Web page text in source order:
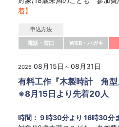
着】
申込方法
電話・窓口
WEB・ハガキ
2026 08月15日～08月31日
有料工作『木製時計 角型
※8月15日より先着20人
時間： 9 時30分より 16時30分